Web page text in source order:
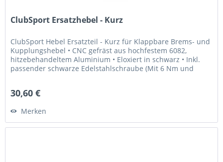
ClubSport Ersatzhebel - Kurz
ClubSport Hebel Ersatzteil - Kurz für Klappbare Brems- und
Kupplungshebel • CNC gefräst aus hochfestem 6082,
hitzebehandeltem Aluminium • Eloxiert in schwarz • Inkl.
passender schwarze Edelstahlschraube (Mit 6 Nm und
30,60 €
Merken